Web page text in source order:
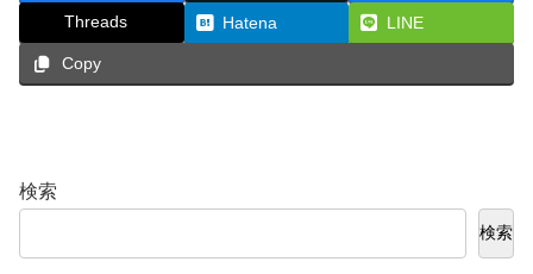
Threads Hatena LINE
Copy
検索
検索